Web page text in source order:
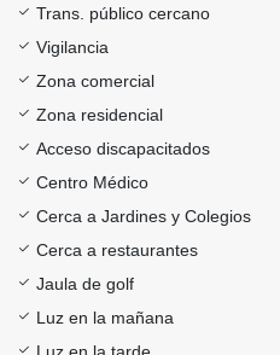
Trans. público cercano
Vigilancia
Zona comercial
Zona residencial
Acceso discapacitados
Centro Médico
Cerca a Jardines y Colegios
Cerca a restaurantes
Jaula de golf
Luz en la mañana